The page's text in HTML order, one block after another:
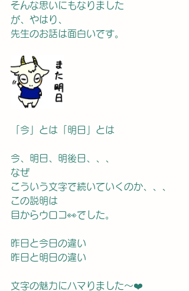
そんな思いにもなりました
が、やはり、
先生のお話は面白いです。
「今」とは「明日」とは
今、明日、明後日、、、
なぜ
こういう文字で続いていくのか、、、
この説明は
目からウロコ👀でした。
昨日と今日の違い
昨日と明日の違い
文字の魅力にハマりました〜❤️